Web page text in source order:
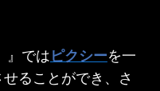
』ではピクシーを一
ることができ、さ